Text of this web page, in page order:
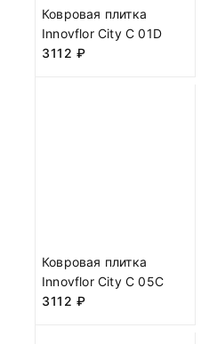
Ковровая плитка
Innovflor City C 01D
3112 ₽
Ковровая плитка
Innovflor City C 05C
3112 ₽